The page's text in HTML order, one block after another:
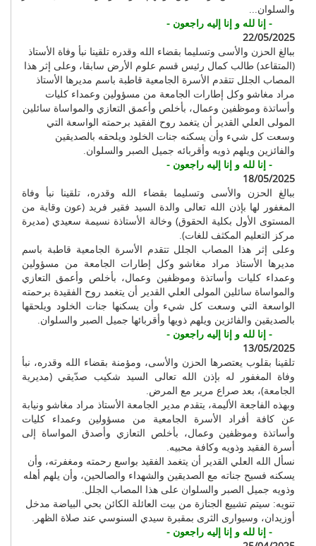
والسلوان...
- إنا لله و إنا إليه راجعون -
22/05/2025
ببالغ الحزن والأسى وتسليما بقضاء الله وقدره تلقينا نبأ وفاة الأستاذ
(المتقاعد) طالب كمال رئيس قسم علوم الأرض سابقا، وعلى إثر هذا
المصاب الجلل تتقدم الأسرة الجامعية قاطبة باسم مديرها الأستاذ
مراد مغاشو وكل إطارات الجامعة من مسؤولين وعمداء كليات
وأساتذة وموظفين وعمال، بأخلص وأعمق التعازي والمواساة سائلين
المولى العلي القدير أن يتغمد روح الفقيد برحمته الواسعة التي
وسعت كل شيء وأن يسكنه جنات الخلود ويلحقه بالصديقين
والفائزين ويلهم ذويه وأقربائه جميل الصبر والسلوان.
- إنا لله و إنا إليه راجعون -
18/05/2025
ببالغ الحزن والأسى وتسليما بقضاء الله وقدره، تلقينا نبأ وفاة
المغفور لها بإذن الله تعالى والدة السيد فقير فريد (عون وقاية من
المستوى الأول بكلية الحقوق) وخالة الأستاذة نسيمة سعيدي (مديرة
مركز التعليم المكثف للغات).
وعلى إثر هذا المصاب الجلل تتقدم الأسرة الجامعية قاطبة باسم
مديرها الأستاذ مراد مغاشو وكل إطارات الجامعة من مسؤولين
وعمداء كليات وأساتذة وموظفين وعمال، بأخلص وأعمق التعازي
والمواساة سائلين المولى العلي القدير أن يتغمد روح الفقيدة برحمته
الواسعة التي وسعت كل شيء وأن يسكنها جنات الخلود ويلحقها
بالصديقين والفائزين ويلهم ذويها وأقربائها جميل الصبر والسلوان.
- إنا لله و إنا إليه راجعون -
13/05/2025
تلقينا بقلوب يعتصرها الحزن والأسى، ومؤمنة بقضاء الله وقدره، نبأ
وفاة المغفور له بإذن الله تعالى السيد شكيب صدّيقي (مديرية
الجامعة)، بعد صراع مرير مع المرض.
وبهذه الفاجعة الأليمة، يتقدم مدير الجامعة الأستاذ مراد مغاشو ونيابة
عن كافة أفراد الأسرة الجامعية من مسؤولين وعمداء كليات
وأساتذة وموظفين وعمال، بأخلص التعازي وأصدق المواساة إلى
أسرة الفقيد وذويه وكافة محبيه.
نسأل الله العلي القدير أن يتغمد الفقيد بواسع رحمته ومغفرته، وأن
يسكنه فسيح جناته مع الصديقين والشهداء والصالحين، وأن يلهم أهله
وذويه جميل الصبر والسلوان على هذا المصاب الجلل.
تنويه: سيتم تشييع الجنازة من بيت العائلة الكائن بحي البياضة مدخل
أوزيدان، وسيوارى الثرى بمقبرة سيدي السنوسي عند صلاة الظهر.
- إنا لله و إنا إليه راجعون -